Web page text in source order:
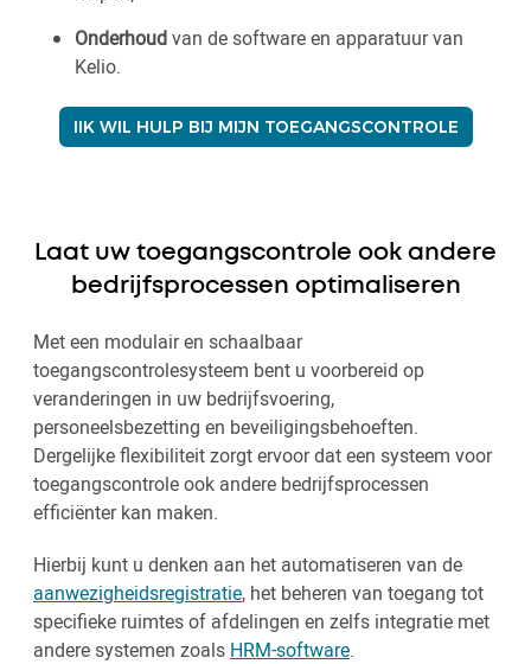
Onderhoudvan de software en apparatuur van
Kelio.
IIK WIL HULP BIJ MIJN TOEGANGSCONTROLE
Laat uw toegangscontrole ook andere
bedrijfsprocessen optimaliseren
Met een modulair en schaalbaar
toegangscontrolesysteem bent u voorbereid op
veranderingen in uw bedrijfsvoering,
personeelsbezetting en beveiligingsbehoeften.
Dergelijke flexibiliteit zorgt ervoor dat een systeem voor
toegangscontrole ook andere bedrijfsprocessen
efficiënter kan maken.
Hierbij kunt u denken aan het automatiseren van de
aanwezigheidsregistratie, het beheren van toegang tot
specifieke ruimtes of afdelingen en zelfs integratie met
andere systemen zoals HRM-software.